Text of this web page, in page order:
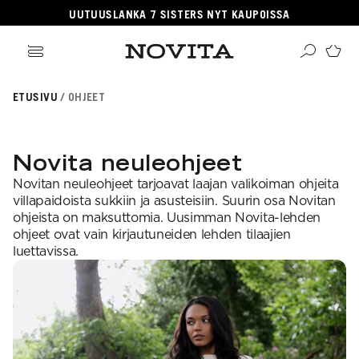
UUTUUSLANKA 7 SISTERS NYT KAUPOISSA
tuotteet
langat
vastaavuudet
langat
SUOSITUIMMAT LANGAT
OHJEKATEGORIAT
mallistot
villasukkia
virkkauksesta
Novitasta
lehti
ja hoito-ohjeet
neulekoulut
ETUSIVU OHJEET
Novita neuleohjeet
Novitan neuleohjeet tarjoavat laajan valikoiman ohjeita
villapaidoista sukkiin ja asusteisiin. Suurin osa Novitan
ohjeista on maksuttomia. Uusimman Novita-lehden
ohjeet ovat vain kirjautuneiden lehden tilaajien
luettavissa.